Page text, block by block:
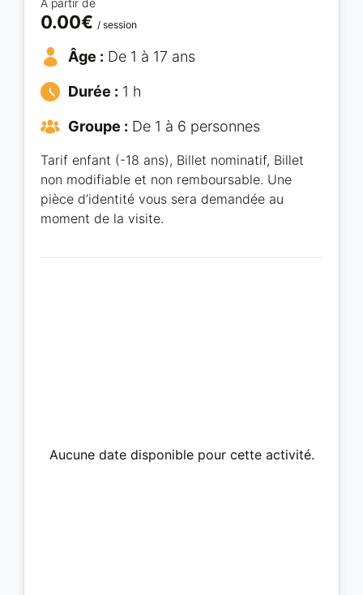
À partir de
0.00€ / session
Âge : De 1 à 17 ans
Durée : 1 h
Groupe : De 1 à 6 personnes
Tarif enfant (-18 ans), Billet nominatif, Billet
non modifiable et non remboursable. Une
pièce d’identité vous sera demandée au
moment de la visite.
Aucune date disponible pour cette activité.